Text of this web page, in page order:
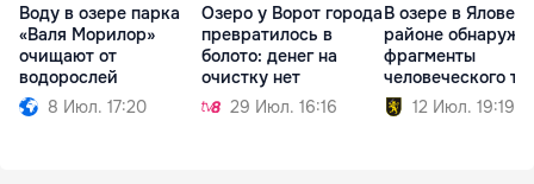
Воду в озере парка
«Валя Морилор»
очищают от
водорослей
8 Июл. 17:20
Озеро у Ворот города
превратилось в
болото: денег на
очистку нет
29 Июл. 16:16
В озере в
районе
фрагменты
человеческого
12 Июл. 19:19